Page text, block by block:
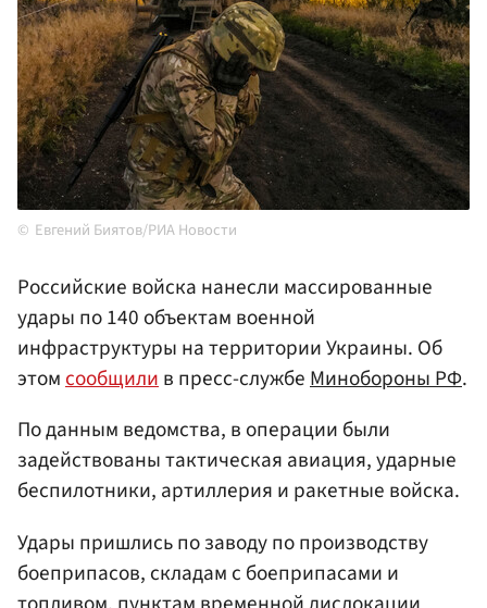
Евгений Биятов/РИА Новости
Российские войска нанесли массированные
удары по 140 объектам военной
инфраструктуры на территории Украины. Об
этомсообщилив пресс-службеМинобороныРФ.
По данным ведомства, в операции были
задействованы тактическая авиация, ударные
беспилотники, артиллерия и ракетные войска.
Удары пришлись по заводу по производству
боеприпасов, складам с боеприпасами и